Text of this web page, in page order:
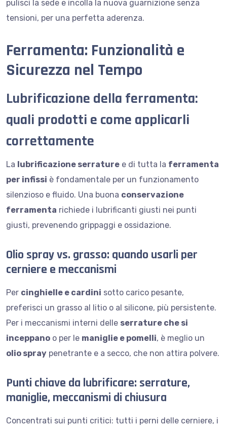
pulisci la sede e incolla la nuova guarnizione senza
tensioni, per una perfetta aderenza.
Ferramenta: Funzionalità e
Sicurezza nel Tempo
Lubrificazione della ferramenta:
quali prodotti e come applicarli
correttamente
La lubrificazione serrature e di tutta la ferramenta
per infissi è fondamentale per un funzionamento
silenzioso e fluido. Una buona conservazione
ferramenta richiede i lubrificanti giusti nei punti
giusti, prevenendo grippaggi e ossidazione.
Olio spray vs. grasso: quando usarli per
cerniere e meccanismi
Per cinghielle e cardini sotto carico pesante,
preferisci un grasso al litio o al silicone, più persistente.
Per i meccanismi interni delle serrature che si
inceppano o per le maniglie e pomelli, è meglio un
olio spray penetrante e a secco, che non attira polvere.
Punti chiave da lubrificare: serrature,
maniglie, meccanismi di chiusura
Concentrati sui punti critici: tutti i perni delle cerniere, i